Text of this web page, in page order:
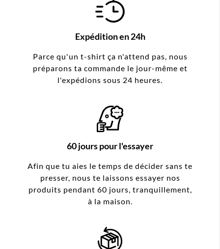
Expédition en 24h
Parce qu'un t-shirt ça n'attend pas, nous
préparons ta commande le jour-même et
l'expédions sous 24 heures.
60 jours pour l'essayer
Afin que tu aies le temps de décider sans te
presser, nous te laissons essayer nos
produits pendant 60 jours, tranquillement,
à la maison.